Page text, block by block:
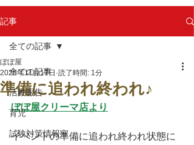
記事
全ての記事
活動報告
育児
試験対策情報室
全ての記事
準備に追われ終われ♪
ぼぼ屋
2025年11月17日 読了時間: 1分
ぼぼ屋クリーマ店より
イベントの準備に追われ終われ状態に